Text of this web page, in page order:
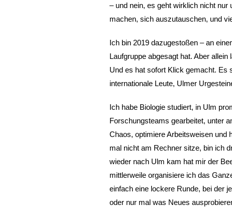
– und nein, es geht wirklich nicht
machen, sich auszutauschen, und
Ich bin 2019 dazugestoßen – an
Laufgruppe abgesagt hat. Aber
Und es hat sofort Klick gemacht. Es
internationale Leute, Ulmer
Ich habe Biologie studiert, in Ulm
Forschungsteams gearbeitet, unter
Chaos, optimiere Arbeitsweisen und
mal nicht am Rechner sitze, bin ich
wieder nach Ulm kam hat mir der
mittlerweile organisiere ich das
einfach eine lockere Runde, bei der
oder nur mal was Neues